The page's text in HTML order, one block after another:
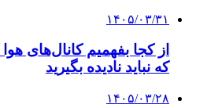
۱۴۰۴/۱۰/۰۵
پایان ماه عسل نتانیاهو و
بی‌صدا علیه بی‌بی در کاخ
کلیه حقوق متعلق به راهیان اقتصادی